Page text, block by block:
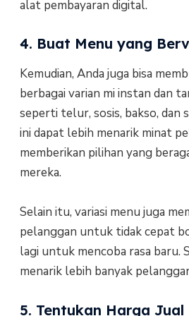
alat pembayaran digital.
4. Buat Menu yang
Kemudian, Anda juga bisa
berbagai varian mi instan dan
seperti telur, sosis, bakso, dan
ini dapat lebih menarik minat
memberikan pilihan yang
mereka.
Selain itu, variasi menu juga
pelanggan untuk tidak cepat
lagi untuk mencoba rasa baru.
menarik lebih banyak
5. Tentukan Harga